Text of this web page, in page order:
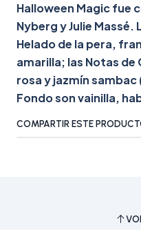
Halloween Magic fue
Nyberg y Julie Massé.
Helado de la pera,
amarilla; las Notas
rosa y jazmín
Fondo son vainilla,
COMPARTIR ESTE